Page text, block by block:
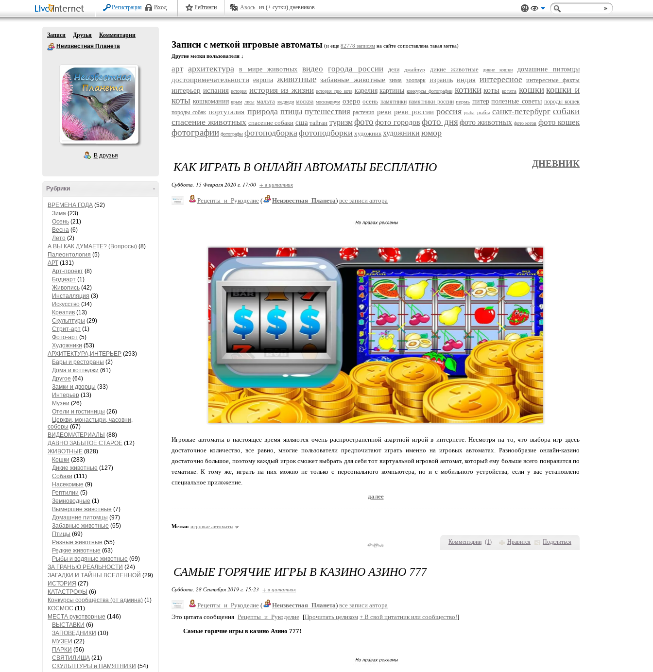
Регистрация Вход Рейтинги Авось из (+ сутки) дневников
Записи Друзья
Комментарии
Неизвестная Планета
В друзья
-
Рубрики
ВРЕМЕНА ГОДА (52)
Зима (23)
Осень (21)
Весна (6)
Лето (2)
А ВЫ КАК ДУМАЕТЕ? (Вопросы) (8)
Палеонтология (5)
АРТ (131)
Арт-проект (8)
Бодиарт (1)
Живопись (42)
Инсталляция (3)
Искусство (34)
Креатив (13)
Скульптуры (29)
Стрит-арт (1)
Фото-арт (5)
Художники (53)
АРХИТЕКТУРА,ИНТЕРЬЕР (293)
Бары и рестораны (2)
Дома и коттеджи (61)
Другое (64)
Замки и дворцы (33)
Интерьер (13)
Музеи (26)
Отели и гостиницы (26)
Церкви, монастыри, часовни,
соборы (67)
ВИДЕОМАТЕРИАЛЫ (88)
ДАВНО ЗАБЫТОЕ СТАРОЕ (12)
ЖИВОТНЫЕ (828)
Кошки (283)
Дикие животные (127)
Собаки (111)
Насекомые (9)
Рептилии (5)
Земноводные (1)
Вымершие животные (7)
Домашние питомцы (97)
Забавные животные (65)
Птицы (69)
Разные животные (55)
Редкие животные (63)
Рыбы и водяные животные (69)
ЗА ГРАНЬЮ РЕАЛЬНОСТИ (24)
ЗАГАДКИ И ТАЙНЫ ВСЕЛЕННОЙ (29)
ИСТОРИЯ (27)
КАТАСТРОФЫ (6)
Конкурсы сообщества (от админа) (1)
КОСМОС (11)
МЕСТА рукотворные (146)
ВЫСТАВКИ (6)
ЗАПОВЕДНИКИ (10)
МУЗЕИ (22)
ПАРКИ (56)
СВЯТИЛИЩА (21)
СКУЛЬПТУРЫ и ПАМЯТНИКИ (54)
Записи с меткой игровые автоматы (и еще 82778 записям на сайте сопоставлена такая метка)
Другие метки пользователя ↓
арт архитектура в мире животных видео города россии дели джайпур дикие животные дикие кошки домашние питомцы
достопримечательности европа животные забавные животные зима зоопарк израиль индия интересное интересные факты
интерьер испания история история из жизни история про кота карелия картины конкурсы фотографии котики коты котята кошки кошки и
коты кошкомания крым лисы мальта медведи москва москвариум озеро осень памятники памятники россии пермь питер полезные советы породы кошек
породы собак португалия природа птицы путешествия растения реки реки россии россия рыба рыбы санкт-петербург собаки
спасение животных спасение собаки сша тайган туризм фото фото городов фото дня фото животных фото котов фото кошек
фотографии фотографы фотоподборкафотоподборки художник художники юмор
Комментарии (1) Нравится Поделиться
КАК ИГРАТЬ В ОНЛАЙН АВТОМАТЫ БЕСПЛАТНО ДНЕВНИК
Суббота, 15 Февраля 2020 г. 17:00 + в цитатник
Рецепты_и_Рукоделие ( Неизвестная_Планета) все записи автора
Игровые автоматы в настоящее время являются очень распространенной азартной игрой в интернете. Несмотря на то, что выбора игр здесь
достаточное количество, все равно, многие пользователи предпочитают играть именно на игровых автоматах. Разнообразие онлайн-казино
достаточно большое, поэтому каждый игрок сможет выбрать для себя тот виртуальной игровой автомат, который ему больше всего понравится по
тематике. К тому же, играть на них можно не только с персонального компьютера, но и с мобильного устройства, если у вас установлено
специальное приложение.
далее
Метки: игровые автоматы
САМЫЕ ГОРЯЧИЕ ИГРЫ В КАЗИНО АЗИНО 777
Суббота, 28 Сентября 2019 г. 15:23 + в цитатник
Рецепты_и_Рукоделие ( Неизвестная_Планета) все записи автора
Это цитата сообщения Рецепты_и_Рукоделие [Прочитать целиком + В свой цитатник или сообщество!]
Самые горячие игры в казино Азино 777!